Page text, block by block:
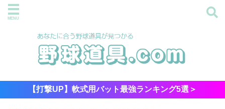
【打撃UP】軟式用バット最強ランキング5選＞